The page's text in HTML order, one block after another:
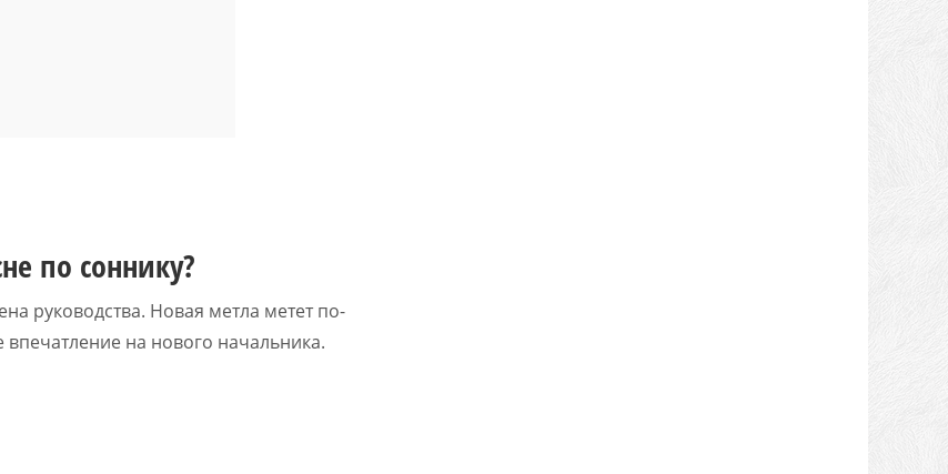
по соннику?
руководства. Новая метла метет по-
на нового начальника.